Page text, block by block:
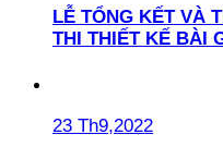
LỄ TỔNG KẾT VÀ
THI THIẾT KẾ BÀI
23 Th9,2022